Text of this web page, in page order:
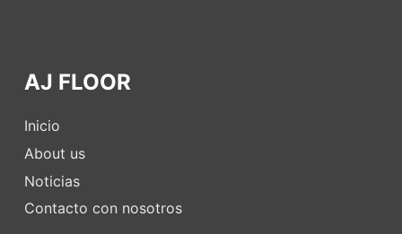
AJ FLOOR
Inicio
About us
Noticias
Contacto con nosotros